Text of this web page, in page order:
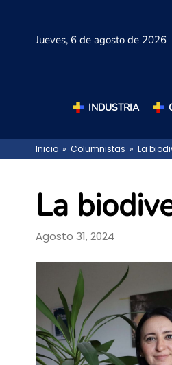
Jueves, 6 de agosto de 2026
INDUSTRIA
Inicio » Columnistas » La
La
Agosto 31, 2024